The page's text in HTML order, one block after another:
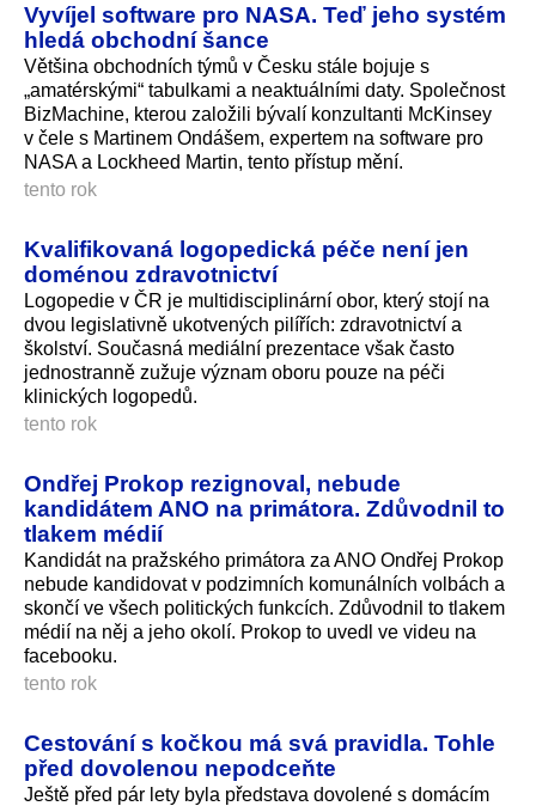
Vyvíjel software pro NASA. Teď jeho systém
hledá obchodní šance
Většina obchodních týmů v Česku stále bojuje s
„amatérskými“ tabulkami a neaktuálními daty. Společnost
BizMachine, kterou založili bývalí konzultanti McKinsey
v čele s Martinem Ondášem, expertem na software pro
NASA a Lockheed Martin, tento přístup mění.
tento rok
Kvalifikovaná logopedická péče není jen
doménou zdravotnictví
Logopedie v ČR je multidisciplinární obor, který stojí na
dvou legislativně ukotvených pilířích: zdravotnictví a
školství. Současná mediální prezentace však často
jednostranně zužuje význam oboru pouze na péči
klinických logopedů.
tento rok
Ondřej Prokop rezignoval, nebude
kandidátem ANO na primátora. Zdůvodnil to
tlakem médií
Kandidát na pražského primátora za ANO Ondřej Prokop
nebude kandidovat v podzimních komunálních volbách a
skončí ve všech politických funkcích. Zdůvodnil to tlakem
médií na něj a jeho okolí. Prokop to uvedl ve videu na
facebooku.
tento rok
Cestování s kočkou má svá pravidla. Tohle
před dovolenou nepodceňte
Ještě před pár lety byla představa dovolené s domácím